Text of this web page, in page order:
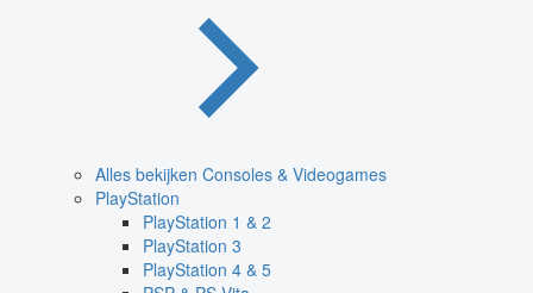
Alles bekijken Consoles & Videogames
PlayStation
PlayStation 1 & 2
PlayStation 3
PlayStation 4 & 5